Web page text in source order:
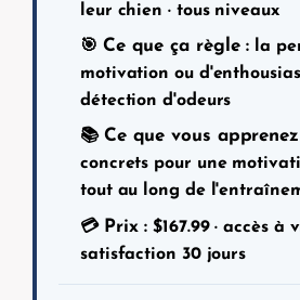
leur chien · tous niveaux
🎯 Ce que ça règle : la
motivation ou
détection d'odeurs
📚 Ce que vous
concrets pour une
tout au long de
💳 Prix : $167.99· accès à
satisfaction 30 jours